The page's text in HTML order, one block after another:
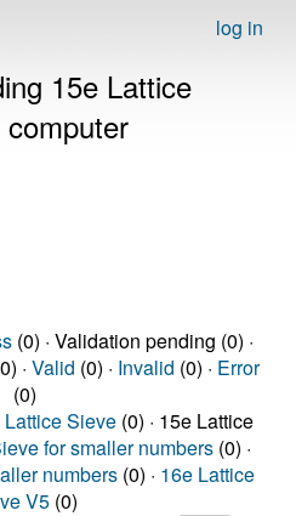
log in
15e Lattice
(0) · Validation pending (0) ·
· Valid (0) · Invalid (0) · Error
(0)
Lattice Sieve (0) · 15e Lattice
for smaller numbers (0) ·
numbers (0) · 16e Lattice
V5 (0)